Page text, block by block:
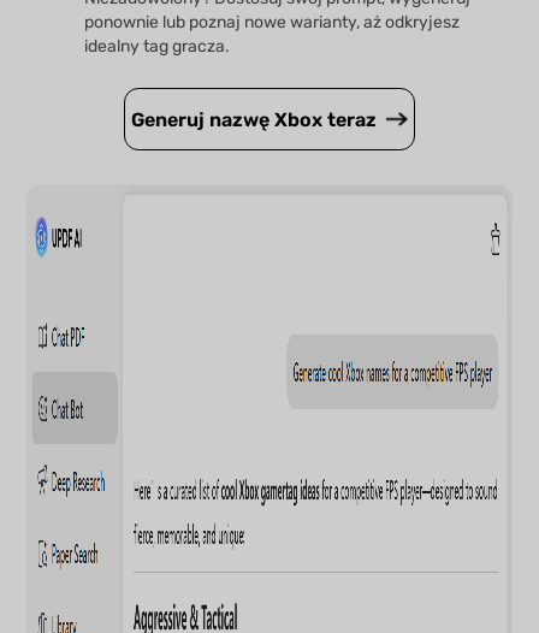
ponownie lub poznaj nowe warianty, aż odkryjesz
idealny tag gracza.
Generuj nazwę Xbox teraz